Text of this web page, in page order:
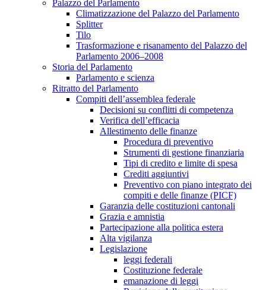
Palazzo del Parlamento
Climatizzazione del Palazzo del Parlamento
Splitter
Tilo
Trasformazione e risanamento del Palazzo del
Parlamento 2006–2008
Storia del Parlamento
Parlamento e scienza
Ritratto del Parlamento
Compiti dell’assemblea federale
Decisioni su conflitti di competenza
Verifica dell’efficacia
Allestimento delle finanze
Procedura di preventivo
Strumenti di gestione finanziaria
Tipi di credito e limite di spesa
Crediti aggiuntivi
Preventivo con piano integrato dei
compiti e delle finanze (PICF)
Garanzia delle costituzioni cantonali
Grazia e amnistia
Partecipazione alla politica estera
Alta vigilanza
Legislazione
leggi federali
Costituzione federale
emanazione di leggi